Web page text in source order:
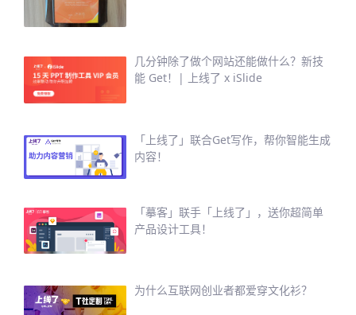
几分钟除了做个网站还能做什么？新技
能 Get！| 上线了 x iSlide
「上线了」联合Get写作，帮你智能生成
内容！
「摹客」联手「上线了」，送你超简单
产品设计工具！
为什么互联网创业者都爱穿文化衫？